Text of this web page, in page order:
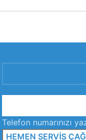
Telefon numarınızı